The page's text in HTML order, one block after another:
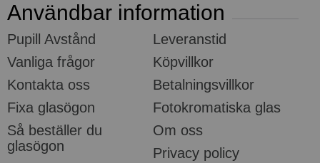
Användbar information
Pupill Avstånd
Leveranstid
Vanliga frågor
Köpvillkor
Kontakta oss
Betalningsvillkor
Fixa glasögon
Fotokromatiska glas
Så beställer du
glasögon
Om oss
Privacy policy